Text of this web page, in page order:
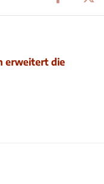
erweitert die